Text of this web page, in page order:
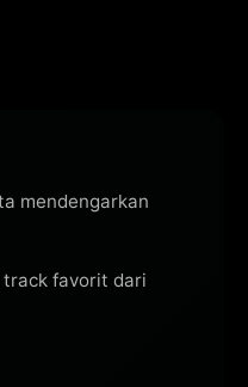
mendengarkan
favorit dari